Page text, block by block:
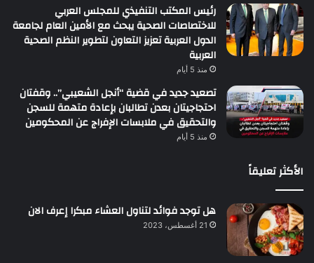
رئيس المكتب التنفيذي للمجلس العربي
للاختصاصات الصحية يبحث مع الأمين العام لجامعة
الدول العربية تعزيز التعاون لتطوير النظم الصحية
العربية
منذ 5 أيام
تصعيد جديد في قضية “أنجل الشعيبي”.. وقفتان
احتجاجيتان بعدن تطالبان بإعادة متهمة للسجن
والتحقيق في ملابسات الإفراج عن المحكومين
منذ 5 أيام
الأكثر تعليقاً
هل توجد فوائد لتناول العشاء مبكرا إعرف الان
21 أغسطس، 2023